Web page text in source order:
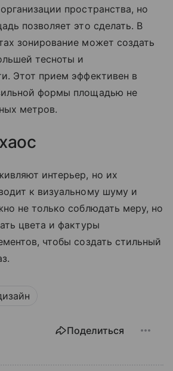
пространства, но
позволяет это сделать. В
зонирование может создать
тесноты и
Этот прием эффективен в
формы площадью не
метров.
интерьер, но их
к визуальному шуму и
не только соблюдать меру, но
цвета и фактуры
чтобы создать стильный
Поделиться